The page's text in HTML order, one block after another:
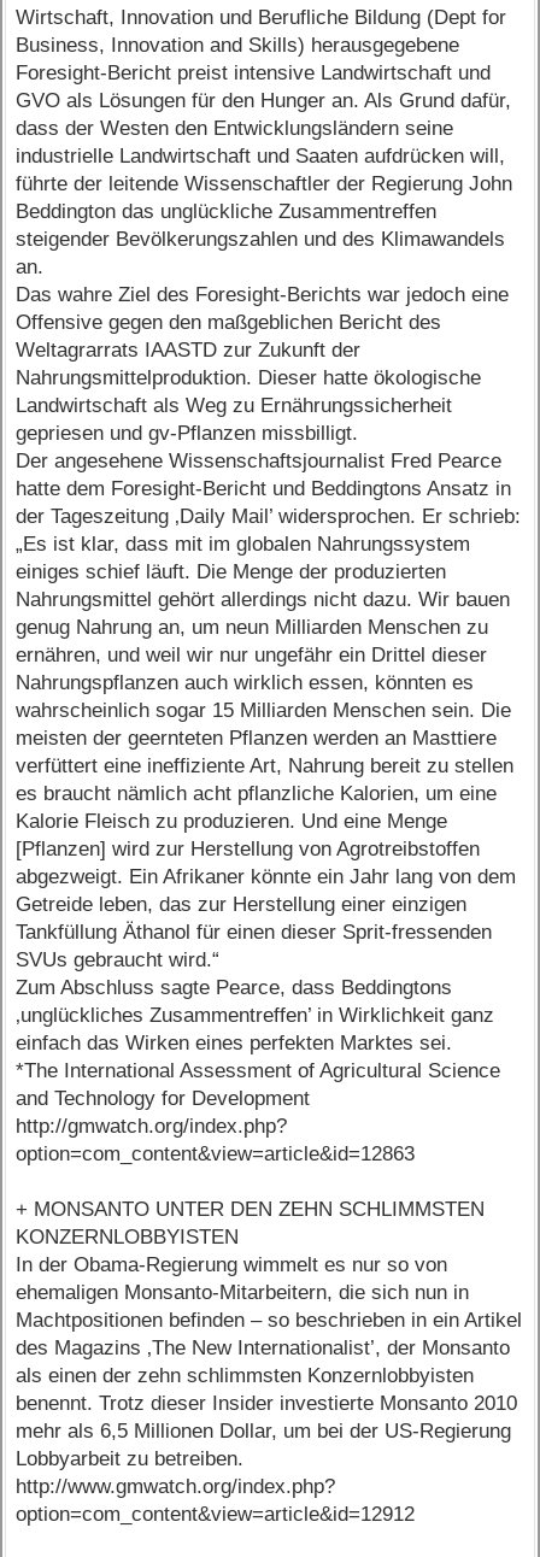
Wirtschaft, Innovation und Berufliche Bildung (Dept for
Business, Innovation and Skills) herausgegebene
Foresight-Bericht preist intensive Landwirtschaft und
GVO als Lösungen für den Hunger an. Als Grund dafür,
dass der Westen den Entwicklungsländern seine
industrielle Landwirtschaft und Saaten aufdrücken will,
führte der leitende Wissenschaftler der Regierung John
Beddington das unglückliche Zusammentreffen
steigender Bevölkerungszahlen und des Klimawandels
an.
Das wahre Ziel des Foresight-Berichts war jedoch eine
Offensive gegen den maßgeblichen Bericht des
Weltagrarrats IAASTD zur Zukunft der
Nahrungsmittelproduktion. Dieser hatte ökologische
Landwirtschaft als Weg zu Ernährungssicherheit
gepriesen und gv-Pflanzen missbilligt.
Der angesehene Wissenschaftsjournalist Fred Pearce
hatte dem Foresight-Bericht und Beddingtons Ansatz in
der Tageszeitung ‚Daily Mail’ widersprochen. Er schrieb:
„Es ist klar, dass mit im globalen Nahrungssystem
einiges schief läuft. Die Menge der produzierten
Nahrungsmittel gehört allerdings nicht dazu. Wir bauen
genug Nahrung an, um neun Milliarden Menschen zu
ernähren, und weil wir nur ungefähr ein Drittel dieser
Nahrungspflanzen auch wirklich essen, könnten es
wahrscheinlich sogar 15 Milliarden Menschen sein. Die
meisten der geernteten Pflanzen werden an Masttiere
verfüttert eine ineffiziente Art, Nahrung bereit zu stellen
es braucht nämlich acht pflanzliche Kalorien, um eine
Kalorie Fleisch zu produzieren. Und eine Menge
[Pflanzen] wird zur Herstellung von Agrotreibstoffen
abgezweigt. Ein Afrikaner könnte ein Jahr lang von dem
Getreide leben, das zur Herstellung einer einzigen
Tankfüllung Äthanol für einen dieser Sprit-fressenden
SVUs gebraucht wird.“
Zum Abschluss sagte Pearce, dass Beddingtons
‚unglückliches Zusammentreffen’ in Wirklichkeit ganz
einfach das Wirken eines perfekten Marktes sei.
*The International Assessment of Agricultural Science
and Technology for Development
http://gmwatch.org/index.php?
option=com_content&view=article&id=12863
+ MONSANTO UNTER DEN ZEHN SCHLIMMSTEN
KONZERNLOBBYISTEN
In der Obama-Regierung wimmelt es nur so von
ehemaligen Monsanto-Mitarbeitern, die sich nun in
Machtpositionen befinden – so beschrieben in ein Artikel
des Magazins ‚The New Internationalist’, der Monsanto
als einen der zehn schlimmsten Konzernlobbyisten
benennt. Trotz dieser Insider investierte Monsanto 2010
mehr als 6,5 Millionen Dollar, um bei der US-Regierung
Lobbyarbeit zu betreiben.
http://www.gmwatch.org/index.php?
option=com_content&view=article&id=12912